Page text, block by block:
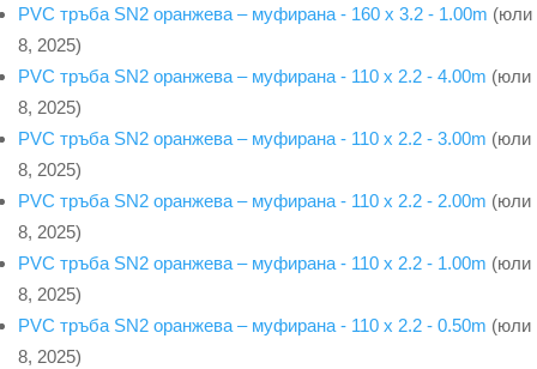
PVC тръба SN2 оранжева – муфирана - 160 x 3.2 - 1.00m (юли
8, 2025)
PVC тръба SN2 оранжева – муфирана - 110 x 2.2 - 4.00m (юли
8, 2025)
PVC тръба SN2 оранжева – муфирана - 110 x 2.2 - 3.00m (юли
8, 2025)
PVC тръба SN2 оранжева – муфирана - 110 x 2.2 - 2.00m (юли
8, 2025)
PVC тръба SN2 оранжева – муфирана - 110 x 2.2 - 1.00m (юли
8, 2025)
PVC тръба SN2 оранжева – муфирана - 110 x 2.2 - 0.50m (юли
8, 2025)